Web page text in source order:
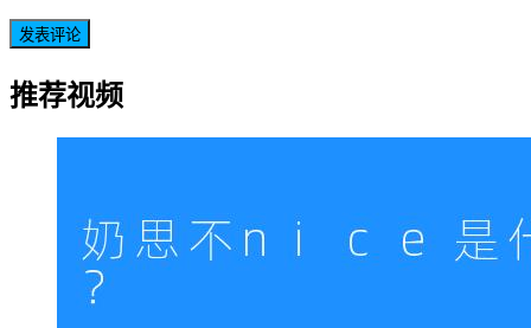
推荐视频